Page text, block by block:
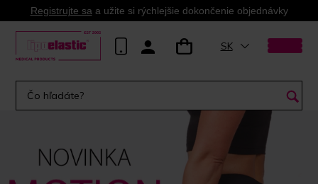
Registrujte sa a užite si rýchlejšie dokončenie objednávky
SK